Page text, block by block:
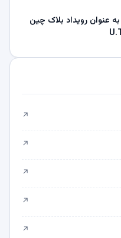
عنوان رویداد بلاک چین
↗
↗
↗
↗
↗